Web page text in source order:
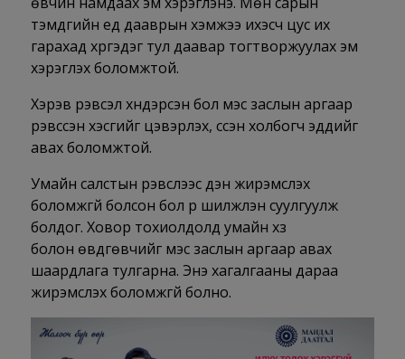
тэмдгийн үед дааврын хэмжээ ихэсч цус их
гарахад хүргэдэг тул даавар тогтворжуулах эм
хэрэглэх боломжтой.
Хэрэв үрэвсэл хүндэрсэн бол мэс заслын аргаар
үрэвссэн хэсгийг цэвэрлэх, үүссэн холбогч эдүүдийг
авах боломжтой.
Умайн салстын үрэвслээс үүдэн жирэмслэх
боломжгүй болсон бол үр шилжүүлэн суулгуулж
болдог. Ховор тохиолдолд умайн хүзүү
болон өвдгөвчийг мэс заслын аргаар авах
шаардлага тулгарна. Энэ хагалгааны дараа
жирэмслэх боломжгүй болно.